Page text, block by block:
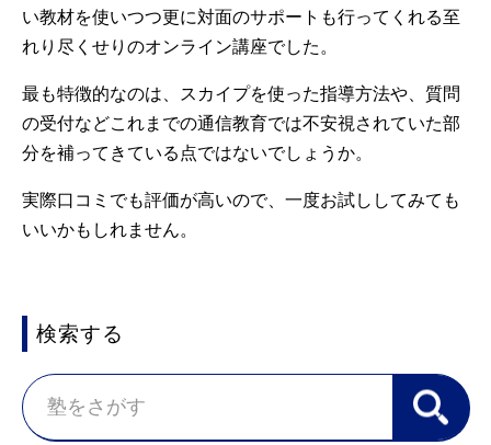
い教材を使いつつ更に対面のサポートも行ってくれる至
れり尽くせりのオンライン講座でした。
最も特徴的なのは、スカイプを使った指導方法や、質問
の受付などこれまでの通信教育では不安視されていた部
分を補ってきている点ではないでしょうか。
実際口コミでも評価が高いので、一度お試ししてみても
いいかもしれません。
検索する